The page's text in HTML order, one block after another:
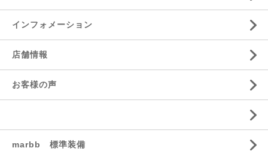
インフォメーション
店舗情報
お客様の声
marbb 標準装備